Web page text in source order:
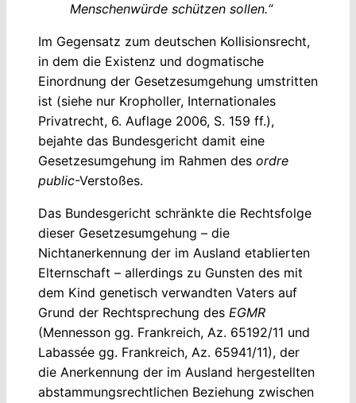
Menschenwürde schützen sollen.“
Im Gegensatz zum deutschen Kollisionsrecht,
in dem die Existenz und dogmatische
Einordnung der Gesetzesumgehung umstritten
ist (siehe nur Kropholler, Internationales
Privatrecht, 6. Auflage 2006, S. 159 ff.),
bejahte das Bundesgericht damit eine
Gesetzesumgehung im Rahmen des ordre
public-Verstoßes.
Das Bundesgericht schränkte die Rechtsfolge
dieser Gesetzesumgehung – die
Nichtanerkennung der im Ausland etablierten
Elternschaft – allerdings zu Gunsten des mit
dem Kind genetisch verwandten Vaters auf
Grund der Rechtsprechung des EGMR
(Mennesson gg. Frankreich, Az. 65192/11 und
Labassée gg. Frankreich, Az. 65941/11), der
die Anerkennung der im Ausland hergestellten
abstammungsrechtlichen Beziehung zwischen